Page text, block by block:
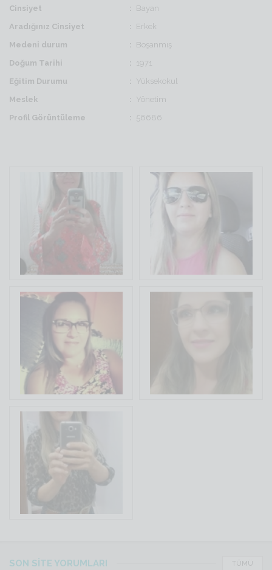
Cinsiyet
Bayan
Aradığınız Cinsiyet
Erkek
Medeni durum
Boşanmış
Doğum Tarihi
1971
Eğitim Durumu
Yüksekokul
Meslek
Yönetim
Profil Görüntüleme
56686
SON SİTE YORUMLARI TÜMÜ